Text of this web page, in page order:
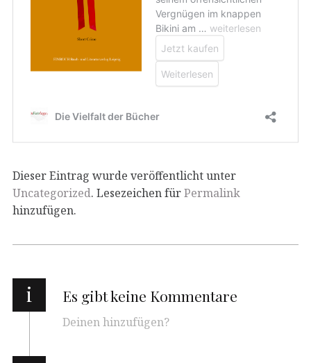
Dieser Eintrag wurde veröffentlicht unter
Uncategorized. Lesezeichen fürPermalink
hinzufügen.
i Es gibt keine Kommentare
Deinen hinzufügen?